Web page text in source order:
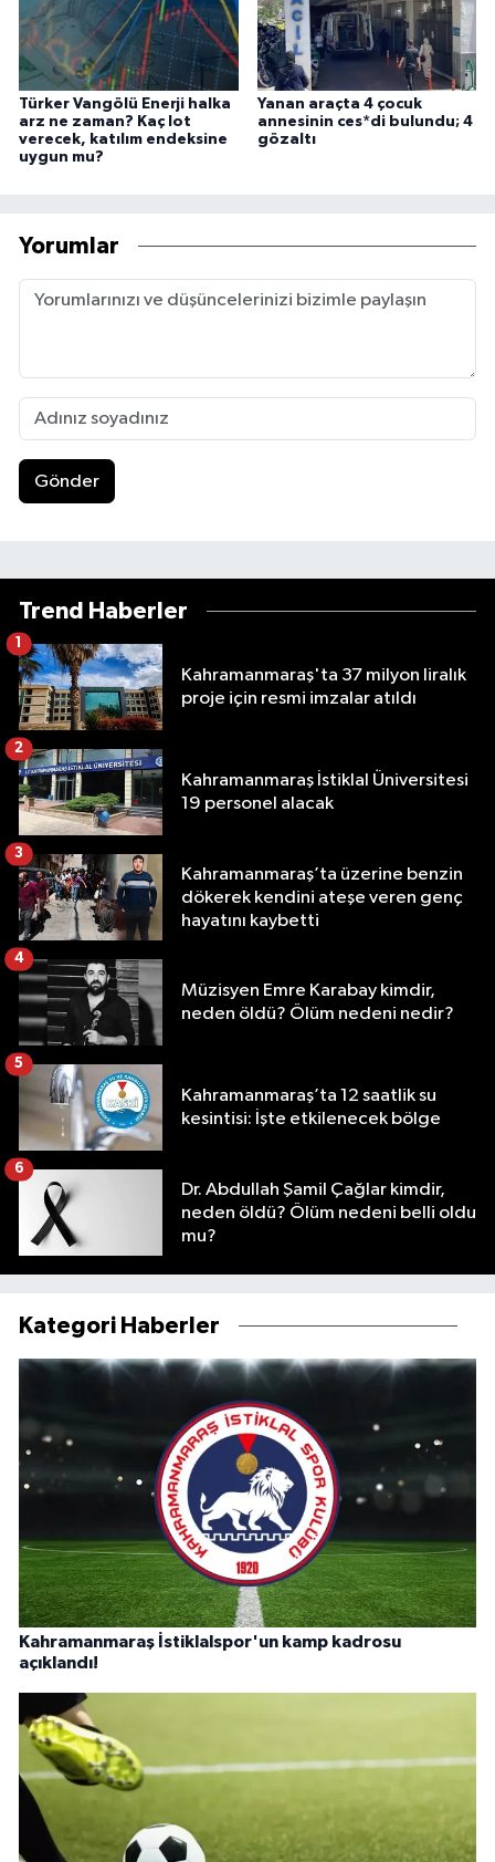
Türker Vangölü Enerji halka
arz ne zaman? Kaç lot
verecek, katılım endeksine
uygun mu?
Yanan araçta 4 çocuk
annesinin ces*di bulundu; 4
gözaltı
Yorumlar
Gönder
Trend Haberler
Kahramanmaraş'ta 37 milyon liralık
proje için resmi imzalar atıldı
1
Kahramanmaraş İstiklal Üniversitesi
19 personel alacak
2
Kahramanmaraş’ta üzerine benzin
dökerek kendini ateşe veren genç
hayatını kaybetti
3
Müzisyen Emre Karabay kimdir,
neden öldü? Ölüm nedeni nedir?
4
Kahramanmaraş’ta 12 saatlik su
kesintisi: İşte etkilenecek bölge
5
Dr. Abdullah Şamil Çağlar kimdir,
neden öldü? Ölüm nedeni belli oldu
mu?
6
Kategori Haberler
Kahramanmaraş İstiklalspor'un kamp kadrosu
açıklandı!